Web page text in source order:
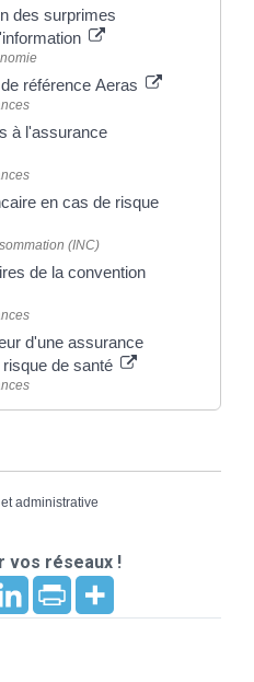
des surprimes
référence Aeras
à l'assurance
en cas de risque
(INC)
de la convention
d'une assurance
de santé
administrative
vos réseaux !